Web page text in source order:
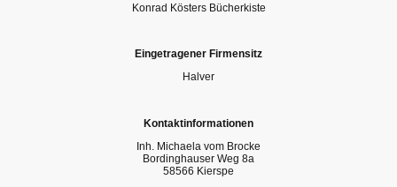
Konrad Kösters Bücherkiste
Eingetragener Firmensitz
Halver
Kontaktinformationen
Inh. Michaela vom Brocke
Bordinghauser Weg 8a
58566 Kierspe